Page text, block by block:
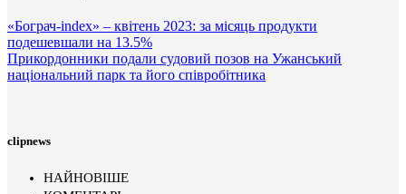
«Бограч-index» – квітень 2023: за місяць продукти
подешевшали на 13.5%
Прикордонники подали судовий позов на Ужанський
національний парк та його співробітника
clipnews
НАЙНОВІШЕ